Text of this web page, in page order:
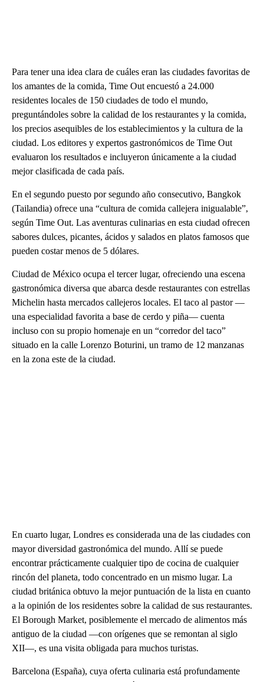
Para tener una idea clara de cuáles eran las ciudades favoritas de
los amantes de la comida, Time Out encuestó a 24.000
residentes locales de 150 ciudades de todo el mundo,
preguntándoles sobre la calidad de los restaurantes y la comida,
los precios asequibles de los establecimientos y la cultura de la
ciudad. Los editores y expertos gastronómicos de Time Out
evaluaron los resultados e incluyeron únicamente a la ciudad
mejor clasificada de cada país.
En el segundo puesto por segundo año consecutivo, Bangkok
(Tailandia) ofrece una “cultura de comida callejera inigualable”,
según Time Out. Las aventuras culinarias en esta ciudad ofrecen
sabores dulces, picantes, ácidos y salados en platos famosos que
pueden costar menos de 5 dólares.
Ciudad de México ocupa el tercer lugar, ofreciendo una escena
gastronómica diversa que abarca desde restaurantes con estrellas
Michelin hasta mercados callejeros locales. El taco al pastor —
una especialidad favorita a base de cerdo y piña— cuenta
incluso con su propio homenaje en un “corredor del taco”
situado en la calle Lorenzo Boturini, un tramo de 12 manzanas
en la zona este de la ciudad.
En cuarto lugar, Londres es considerada una de las ciudades con
mayor diversidad gastronómica del mundo. Allí se puede
encontrar prácticamente cualquier tipo de cocina de cualquier
rincón del planeta, todo concentrado en un mismo lugar. La
ciudad británica obtuvo la mejor puntuación de la lista en cuanto
a la opinión de los residentes sobre la calidad de sus restaurantes.
El Borough Market, posiblemente el mercado de alimentos más
antiguo de la ciudad —con orígenes que se remontan al siglo
XII—, es una visita obligada para muchos turistas.
Barcelona (España), cuya oferta culinaria está profundamente